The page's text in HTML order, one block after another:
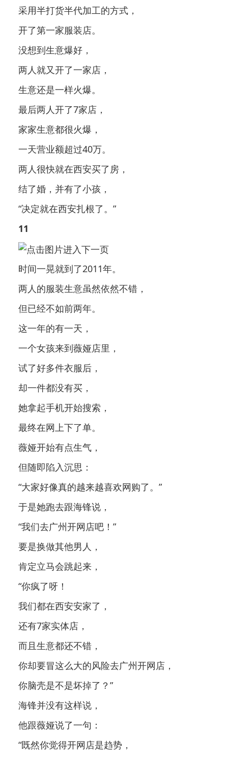
采用半打货半代加工的方式，
开了第一家服装店。
没想到生意爆好，
两人就又开了一家店，
生意还是一样火爆。
最后两人开了7家店，
家家生意都很火爆，
一天营业额超过40万。
两人很快就在西安买了房，
结了婚，并有了小孩，
“决定就在西安扎根了。”
11
时间一晃就到了2011年。
两人的服装生意虽然依然不错，
但已经不如前两年。
这一年的有一天，
一个女孩来到薇娅店里，
试了好多件衣服后，
却一件都没有买，
她拿起手机开始搜索，
最终在网上下了单。
薇娅开始有点生气，
但随即陷入沉思：
“大家好像真的越来越喜欢网购了。”
于是她跑去跟海锋说，
“我们去广州开网店吧！”
要是换做其他男人，
肯定立马会跳起来，
“你疯了呀！
我们都在西安安家了，
还有7家实体店，
而且生意都还不错，
你却要冒这么大的风险去广州开网店，
你脑壳是不是坏掉了？”
海锋并没有这样说，
他跟薇娅说了一句：
“既然你觉得开网店是趋势，